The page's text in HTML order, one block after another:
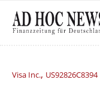
Visa Inc., US92826C8394